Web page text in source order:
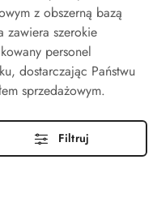
z obszerną bazą
zawiera szerokie
personel
dostarczając Państwu
sprzedażowym.
Filtruj